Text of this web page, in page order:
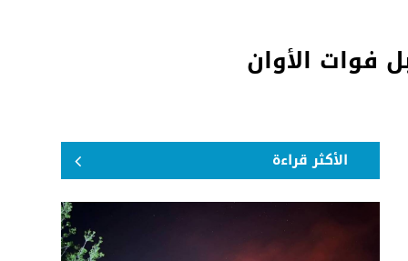
فوات الأوان
الأكثر قراءة